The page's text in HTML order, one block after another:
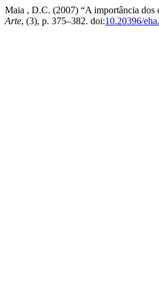
Maia , D.C. (2007) “A importância dos
Arte, (3), p. 375–382. doi:10.20396/